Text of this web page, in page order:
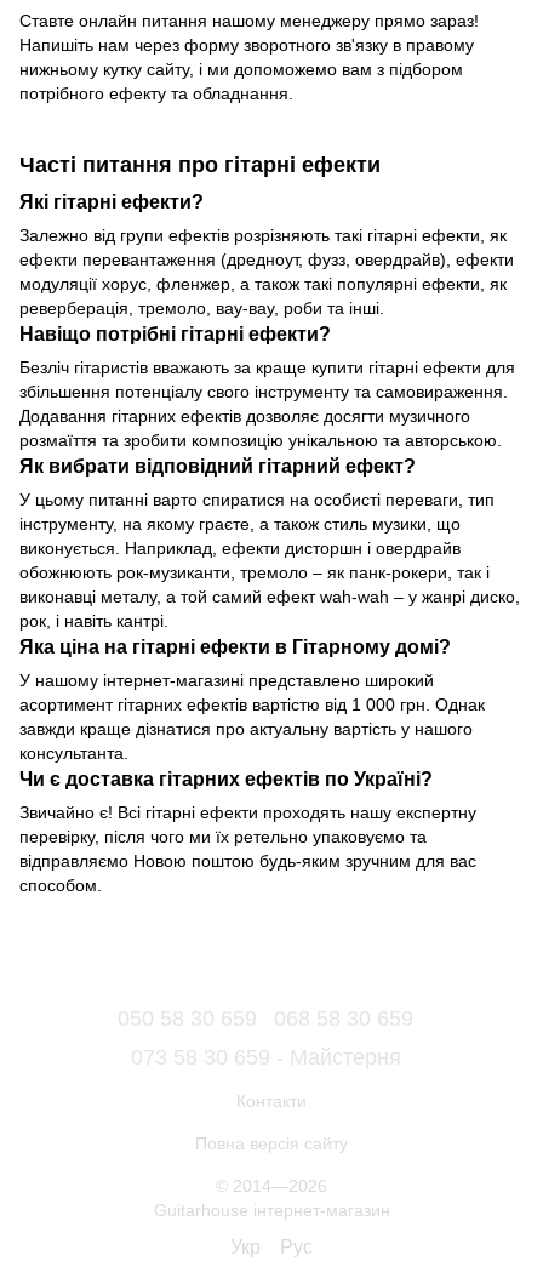
Ставте онлайн питання нашому менеджеру прямо зараз!
Напишіть нам через форму зворотного зв'язку в правому
нижньому кутку сайту, і ми допоможемо вам з підбором
потрібного ефекту та обладнання.
Часті питання про гітарні ефекти
Які гітарні ефекти?
Залежно від групи ефектів розрізняють такі гітарні ефекти, як
ефекти перевантаження (дредноут, фузз, овердрайв), ефекти
модуляції хорус, фленжер, а також такі популярні ефекти, як
реверберація, тремоло, вау-вау, роби та інші.
Навіщо потрібні гітарні ефекти?
Безліч гітаристів вважають за краще купити гітарні ефекти для
збільшення потенціалу свого інструменту та самовираження.
Додавання гітарних ефектів дозволяє досягти музичного
розмаїття та зробити композицію унікальною та авторською.
Як вибрати відповідний гітарний ефект?
У цьому питанні варто спиратися на особисті переваги, тип
інструменту, на якому граєте, а також стиль музики, що
виконується. Наприклад, ефекти дисторшн і овердрайв
обожнюють рок-музиканти, тремоло – як панк-рокери, так і
виконавці металу, а той самий ефект wah-wah – у жанрі диско,
рок, і навіть кантрі.
Яка ціна на гітарні ефекти в Гітарному домі?
У нашому інтернет-магазині представлено широкий
асортимент гітарних ефектів вартістю від 1 000 грн. Однак
завжди краще дізнатися про актуальну вартість у нашого
консультанта.
Чи є доставка гітарних ефектів по Україні?
Звичайно є! Всі гітарні ефекти проходять нашу експертну
перевірку, після чого ми їх ретельно упаковуємо та
відправляємо Новою поштою будь-яким зручним для вас
способом.
050 58 30 659
068 58 30 659
073 58 30 659 - Майстерня
Контакти
Повна версія сайту
© 2014—2026
Guitarhouse інтернет-магазин
Укр Рус